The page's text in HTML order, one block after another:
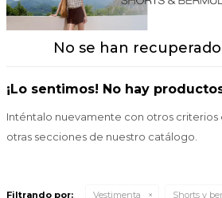
No se han
¡Lo sentimos! No hay
Inténtalo nuevamente con otros criterios
otras secciones de nuestro catálogo.
Filtrando por: Vestimenta
Shorts y